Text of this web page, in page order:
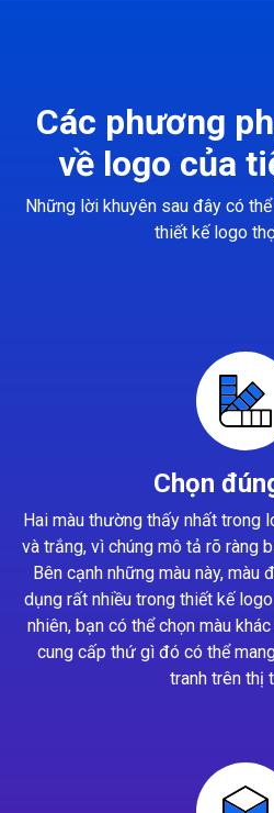
Các phương
về logo của
Những lời khuyên sau đây có
thiết kế logo
Chọn
Hai màu thường thấy nhất trong
và trắng, vì chúng mô tả rõ ràng
Bên cạnh những màu này,
dụng rất nhiều trong thiết kế
nhiên, bạn có thể chọn màu
cung cấp thứ gì đó có thể
tranh trên thị